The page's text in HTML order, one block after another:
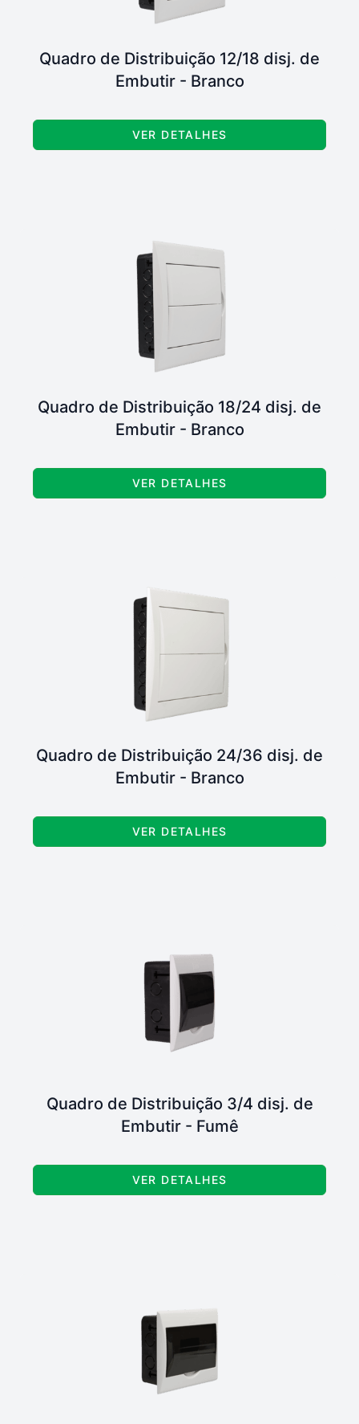
Quadro de Distribuição 12/18 disj. de
Embutir - Branco
VER DETALHES
Quadro de Distribuição 18/24 disj. de
Embutir - Branco
VER DETALHES
Quadro de Distribuição 24/36 disj. de
Embutir - Branco
VER DETALHES
Quadro de Distribuição 3/4 disj. de
Embutir - Fumê
VER DETALHES